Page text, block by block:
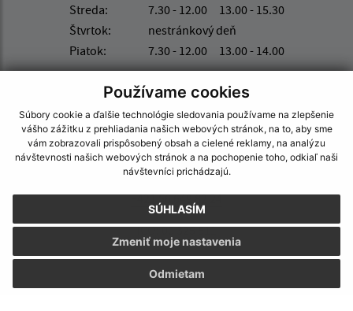
Používame cookies
Súbory cookie a ďalšie technológie sledovania používame na zlepšenie
vášho zážitku z prehliadania našich webových stránok, na to, aby sme
vám zobrazovali prispôsobený obsah a cielené reklamy, na analýzu
návštevnosti našich webových stránok a na pochopenie toho, odkiaľ naši
návštevníci prichádzajú.
SÚHLASÍM
Odmietam
Zmeniť moje nastavenia
Streda:
7.30 - 12.00 13.00 - 15.30
Štvrtok:
nestránkový deň
Piatok:
7.30 - 12.00 13.00 - 14.00
Obecný úrad Nacina Ves
Nacina Ves 229
072 21 Nacina Ves
nacinaves@nacinaves.sk
+421 56 649 82 24
IČO: 00 325 511